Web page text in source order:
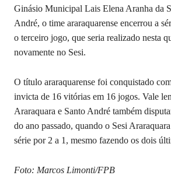
Ginásio Municipal Lais Elena Aranha da
André, o time araraquarense encerrou a
o terceiro jogo, que seria realizado nesta
novamente no Sesi.
O título araraquarense foi conquistado
invicta de 16 vitórias em 16 jogos. Vale
Araraquara e Santo André também
do ano passado, quando o Sesi
série por 2 a 1, mesmo fazendo os dois
Foto: Marcos Limonti/FPB